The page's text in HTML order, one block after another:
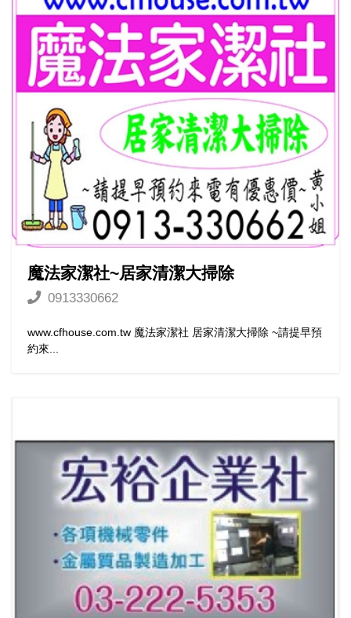
魔法家潔社~居家清潔大掃除
0913330662
www.cfhouse.com.tw 魔法家潔社 居家清潔大掃除 ~請提早預
約來...